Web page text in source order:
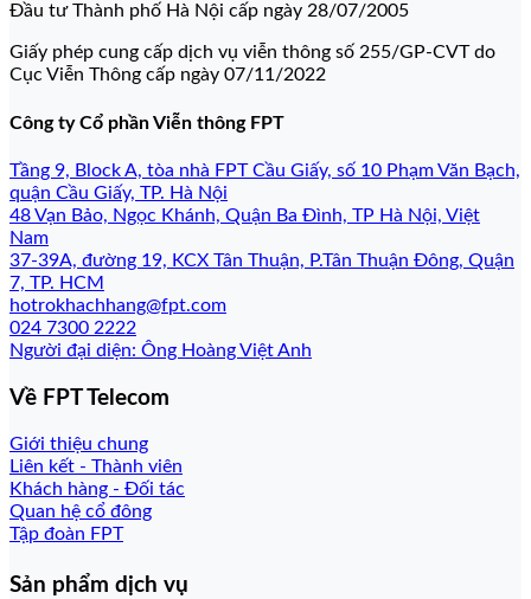
Đầu tư Thành phố Hà Nội cấp ngày 28/07/2005
Giấy phép cung cấp dịch vụ viễn thông số 255/GP-CVT do
Cục Viễn Thông cấp ngày 07/11/2022
Công ty Cổ phần Viễn thông FPT
Tầng 9, Block A, tòa nhà FPT Cầu Giấy, số 10 Phạm Văn Bạch,
quận Cầu Giấy, TP. Hà Nội
48 Vạn Bảo, Ngọc Khánh, Quận Ba Đình, TP Hà Nội, Việt
Nam
37-39A, đường 19, KCX Tân Thuận, P.Tân Thuận Đông, Quận
7, TP. HCM
hotrokhachhang@fpt.com
024 7300 2222
Người đại diện: Ông Hoàng Việt Anh
Về FPT Telecom
Giới thiệu chung
Liên kết - Thành viên
Khách hàng - Đối tác
Quan hệ cổ đông
Tập đoàn FPT
Sản phẩm dịch vụ